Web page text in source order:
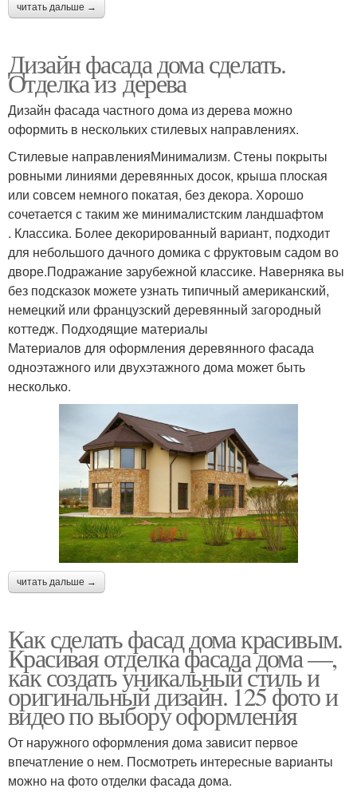
читать дальше →
Дизайн фасада дома сделать.
Отделка из дерева
Дизайн фасада частного дома из дерева можно
оформить в нескольких стилевых направлениях.
Стилевые направленияМинимализм. Стены покрыты
ровными линиями деревянных досок, крыша плоская
или совсем немного покатая, без декора. Хорошо
сочетается с таким же минималистским ландшафтом
. Классика. Более декорированный вариант, подходит
для небольшого дачного домика с фруктовым садом во
дворе.Подражание зарубежной классике. Наверняка вы
без подсказок можете узнать типичный американский,
немецкий или французский деревянный загородный
коттедж. Подходящие материалы
Материалов для оформления деревянного фасада
одноэтажного или двухэтажного дома может быть
несколько.
читать дальше →
Как сделать фасад дома красивым.
Красивая отделка фасада дома —,
как создать уникальный стиль и
оригинальный дизайн. 125 фото и
видео по выбору оформления
От наружного оформления дома зависит первое
впечатление о нем. Посмотреть интересные варианты
можно на фото отделки фасада дома.